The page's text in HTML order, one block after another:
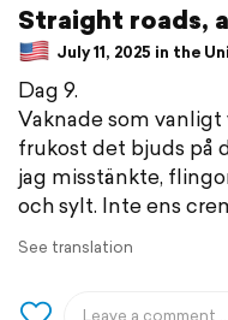
Straight roads,
July 11, 2025 in the
Dag 9.
Vaknade som vanligt
frukost det bjuds på
jag misstänkte,
och sylt. Inte ens
See translation